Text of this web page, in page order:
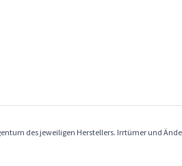
des jeweiligen Herstellers. Irrtümer und